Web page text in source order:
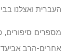
העברית ואצלנו בבית-
מספרים סיפורים,
אחרים-הרב אביעד